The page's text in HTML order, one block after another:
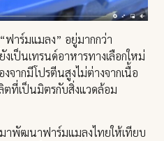
ฟาร์มแมลง” อยู่มากกว่า
เป็นเทรนด์อาหารทางเลือกใหม่
จากมีโปรตีนสูงไม่ต่างจากเนื้อ
ตที่เป็นมิตรกับสิ่งแวดล้อม
าพัฒนาฟาร์มแมลงไทยให้เทียบ